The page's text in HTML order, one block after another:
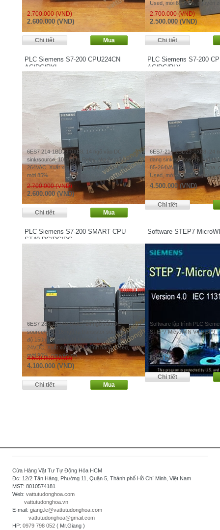
2.700.000 (VND)
2.600.000 (VND)
Used, mới 85-90%, nguyên
2.700.000 (VND)
2.500.000 (VND)
PLC Siemens S7-200 CPU224CN
AC/DC/RYL
6ES7 214-1BD23-0XB8. 14 ngõ vào DC
sink/source, 10 ngõ ra Relay. Nguồn cấp 85-
264VAC. Xuất xứ: China, chính hãng. Used,
mới 85%.
2.700.000 (VND)
2.600.000 (VND)
PLC Siemens S7-200
AC/DC/RLY
6ES7-216-2BD23-0XB8. 24
dạng sink/source, 16 ngõ ra
85-264VAC. Xuất xứ: China,
Used, mới 85-90%, nguyên
4.500.000 (VND)
PLC Siemens S7-200 SMART CPU
ST40 DC/DC/DC
6ES7 288-1ST40-0AA0. 24 ngõ vào DC
source/sink, 16 ngõ ra transistor source. Tốc
độ 150ns, bộ nhớ 24 kbytes. Nguồn cấp
24VDC. Xuất xứ: China, chính hãng. Used,
mới 90%, nguyên zin.
4.500.000 (VND)
4.100.000 (VND)
Software STEP7
Software lập trình PLC
STEP7 MicroWIN V4.0 SP9
Liên hệ
Cửa Hàng Vật Tư Tự Động Hóa HCM
Đc: 12/2 Tân Hàng, Phường 11, Quận 5, Thành phố Hồ Chí Minh, Việt Nam
MST: 8010574181
Web: vattutudonghoa.com
vattutudonghoa.vn
E-mail: giang.le@vattutudonghoa.com
vattutudonghoa@gmail.com
HP: 0979 798 052 ( Mr.Giang )